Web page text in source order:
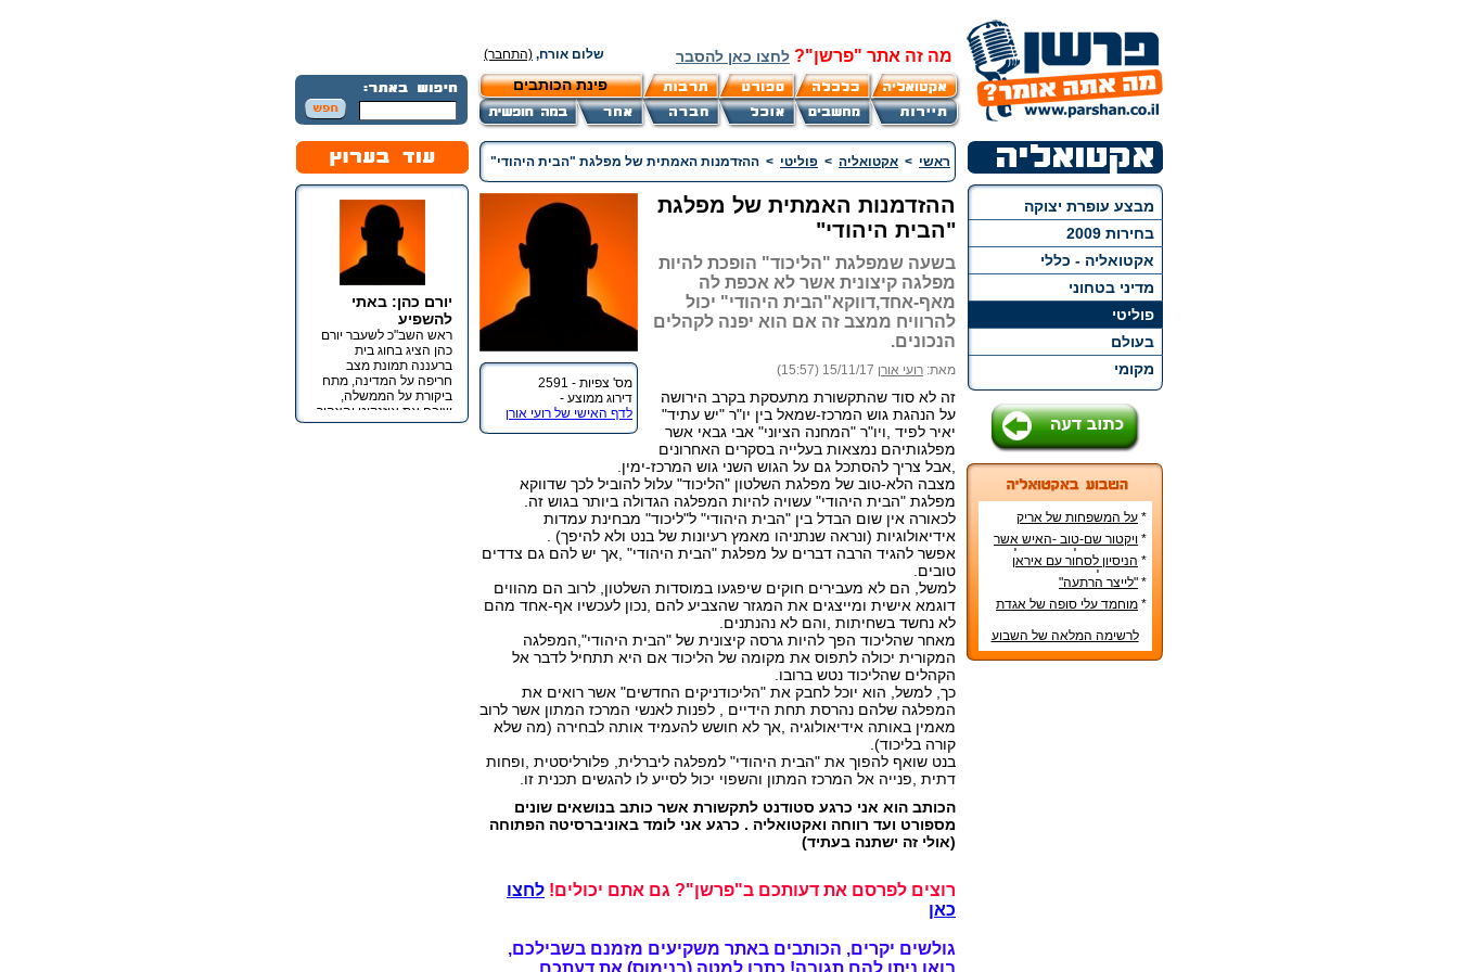
מה זה אתר "פרשן"? לחצו כאן להסבר שלום אורח, (התחבר)
פינת הכותבים
מבצע עופרת יצוקה
בחירות 2009
אקטואליה - כללי
מדיני בטחוני
פוליטי
בעולם
מקומי
* על המשפחות של אריק
איינשטיין ואורי זוהר
* ויקטור שם-טוב -האיש אשר
עיצב את מפלגת השמאל
מפ"ם
* הניסיון לסחור עם איראן
בדרכים לא-כשרות
* "לייצר הרתעה"
* מוחמד עלי סופה של אגדת
לרשימה המלאה של השבוע
ראשי > אקטואליה > פוליטי > ההזדמנות האמתית של מפלגת "הבית היהודי"
מס' צפיות - 2591
דירוג ממוצע -
לדף האישי של רועי אורן
ההזדמנות האמתית של מפלגת
"הבית היהודי"
בשעה שמפלגת "הליכוד" הופכת להיות
מפלגה קיצונית אשר לא אכפת לה
מאף-אחד,דווקא"הבית היהודי" יכול
להרוויח ממצב זה אם הוא יפנה לקהלים
הנכונים.
מאת: רועי אורן 15/11/17 (15:57)
זה לא סוד שהתקשורת מתעסקת בקרב הירושה
על הנהגת גוש המרכז-שמאל בין יו"ר "יש עתיד"
יאיר לפיד ,ויו"ר "המחנה הציוני" אבי גבאי אשר
מפלגותיהם נמצאות בעלייה בסקרים האחרונים
,אבל צריך להסתכל גם על הגוש השני גוש המרכז-ימין.
מצבה הלא-טוב של מפלגת השלטון "הליכוד" עלול להוביל לכך שדווקא
מפלגת "הבית היהודי" עשויה להיות המפלגה הגדולה ביותר בגוש זה.
לכאורה אין שום הבדל בין "הבית היהודי" ל"ליכוד" מבחינת עמדות
אידיאולוגיות (ונראה שנתניהו מאמץ רעיונות של בנט ולא להיפך) .
אפשר להגיד הרבה דברים על מפלגת "הבית היהודי" ,אך יש להם גם צדדים
טובים.
למשל, הם לא מעבירים חוקים שיפגעו במוסדות השלטון, לרוב הם מהווים
דוגמא אישית ומייצגים את המגזר שהצביע להם ,נכון לעכשיו אף-אחד מהם
לא נחשד בשחיתות ,והם לא נהנתנים.
מאחר שהליכוד הפך להיות גרסה קיצונית של "הבית היהודי",המפלגה
המקורית יכולה לתפוס את מקומה של הליכוד אם היא תתחיל לדבר אל
הקהלים שהליכוד נטש ברובו.
כך, למשל, הוא יוכל לחבק את "הליכודניקים החדשים" אשר רואים את
המפלגה שלהם נהרסת תחת הידיים , לפנות לאנשי המרכז המתון אשר לרוב
מאמין באותה אידיאולוגיה ,אך לא חושש להעמיד אותה לבחירה (מה שלא
קורה בליכוד).
בנט שואף להפוך את "הבית היהודי" למפלגה ליברלית, פלורליסטית ,ופחות
דתית ,פנייה אל המרכז המתון והשפוי יכול לסייע לו להגשים תכנית זו.
הכותב הוא אני כרגע סטודנט לתקשורת אשר כותב בנושאים שונים
מספורט ועד רווחה ואקטואליה . כרגע אני לומד באוניברסיטה הפתוחה
(אולי זה ישתנה בעתיד)
רוצים לפרסם את דעותכם ב"פרשן"? גם אתם יכולים! לחצו
כאן
גולשים יקרים, הכותבים באתר משקיעים מזמנם בשבילכם,
בואו ניתן להם תגובה! כתבו למטה (בנימוס) את דעתכם.
יורם כהן: באתי
להשפיע
ראש השב"כ לשעבר יורם
כהן הציג בחוג בית
ברעננה תמונת מצב
חריפה על המדינה, מתח
ביקורת על הממשלה,
שיבח את איזנקוט והצהיר
כי מטרתו אינה כנסת אלא